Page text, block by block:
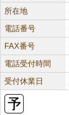
所在地
電話番号
FAX番号
電話受付時間
受付休業日